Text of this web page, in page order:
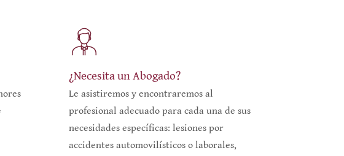
¿Necesita un Abogado?
Le asistiremos y encontraremos al
profesional adecuado para cada una de sus
necesidades específicas: lesiones por
accidentes automovilísticos o laborales,